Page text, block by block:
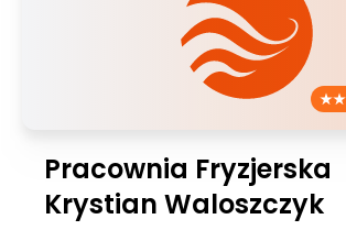
Pracownia Fryzjerska
Krystian Waloszczyk